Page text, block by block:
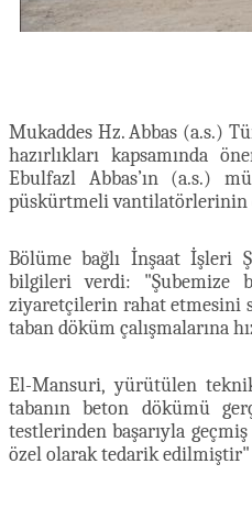
Mukaddes Hz. Abbas (a.s.)
hazırlıkları kapsamında
Ebulfazl Abbas’ın (a.s.)
püskürtmeli vantilatörlerinin
Bölüme bağlı İnşaat İşleri
bilgileri verdi: "Şubemize
ziyaretçilerin rahat etmesini
taban döküm çalışmalarına
El-Mansuri, yürütülen
tabanın beton dökümü
testlerinden başarıyla
özel olarak tedarik